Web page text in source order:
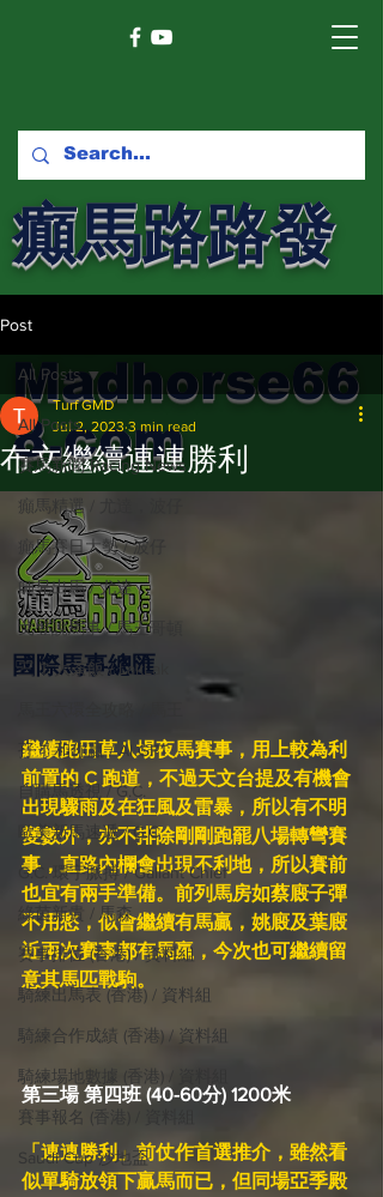
癲馬路路發
馬網
Madhorse66
8.com
國際​馬事總匯
Post
All Posts
賽馬新聞 Racing News
癲馬精選 / 尤達，波仔
癲馬賽日大勢 / 波仔
師兄出馬 / 尤達
戈登說馬事 / 馬王哥頓
三 T 大茶飯 / LakLak
孖 T 和你贏 / AI GPT
自購馬透視 / G.C.
歐美新馬速遞 / G.C
G.C. 環宇脈搏 / Gallant Chief
綠茵新貴 / 馬森
賽事排位 (香港) / 資料組
騎練出馬表 (香港) / 資料組
騎練合作成績 (香港) / 資料組
騎練場地數據 (香港) / 資料組
賽事報名 (香港) / 資料組
Saudi Cup 沙地盃
All Posts
布文繼續連連勝利
Turf GMD
Jul 2, 2023 3 min read
繼續跑田草八場夜馬賽事，用上較為利
前置的 C 跑道，不過天文台提及有機會
出現驟雨及在狂風及雷暴，所以有不明
變數外，亦不排除剛剛跑罷八場轉彎賽
事，直路內欄會出現不利地，所以賽前
也宜有兩手準備。前列馬房如蔡廄子彈
不用愁，似會繼續有馬贏，姚廄及葉廄
近兩次賽事都有馬贏，今次也可繼續留
意其馬匹戰駒。
第三場 第四班 (40-60分) 1200米
「連連勝利」前仗作首選推介，雖然看
似單騎放領下贏馬而已，但同場亞季殿